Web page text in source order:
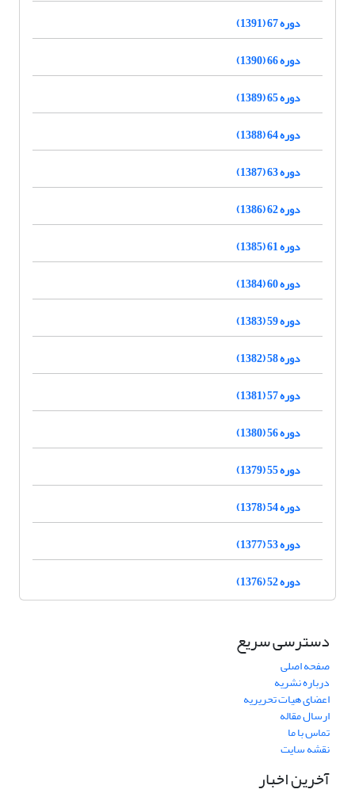
دوره 67 (1391)
دوره 66 (1390)
دوره 65 (1389)
دوره 64 (1388)
دوره 63 (1387)
دوره 62 (1386)
دوره 61 (1385)
دوره 60 (1384)
دوره 59 (1383)
دوره 58 (1382)
دوره 57 (1381)
دوره 56 (1380)
دوره 55 (1379)
دوره 54 (1378)
دوره 53 (1377)
دوره 52 (1376)
دسترسی سریع
صفحه اصلی
درباره نشریه
اعضای هیات تحریریه
ارسال مقاله
تماس با ما
نقشه سایت
آخرین اخبار